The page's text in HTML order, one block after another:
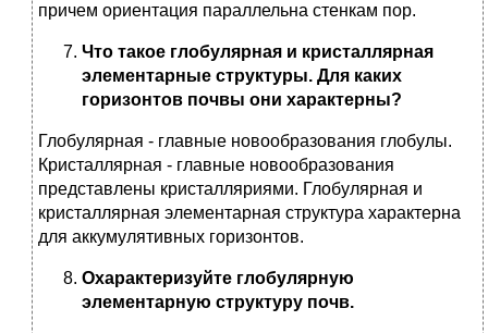
причем ориентация параллельна стенкам пор.
Что такое глобулярная и кристаллярная
элементарные структуры. Для каких
горизонтов почвы они характерны?
Глобулярная - главные новообразования глобулы.
Кристаллярная - главные новообразования
представлены кристалляриями. Глобулярная и
кристаллярная элементарная структура характерна
для аккумулятивных горизонтов.
Охарактеризуйте глобулярную
элементарную структуру почв.